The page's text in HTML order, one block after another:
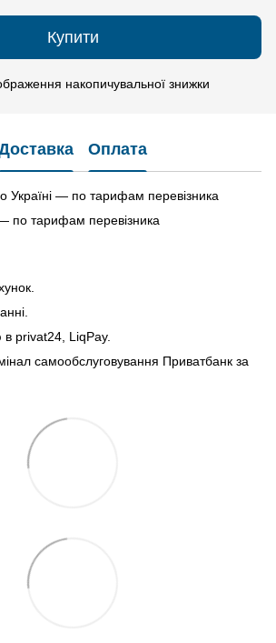
Купити
накопичувальної знижки
Оплата
— по тарифам перевізника
по тарифам перевізника
privat24, LiqPay.
самообслуговування Приватбанк за